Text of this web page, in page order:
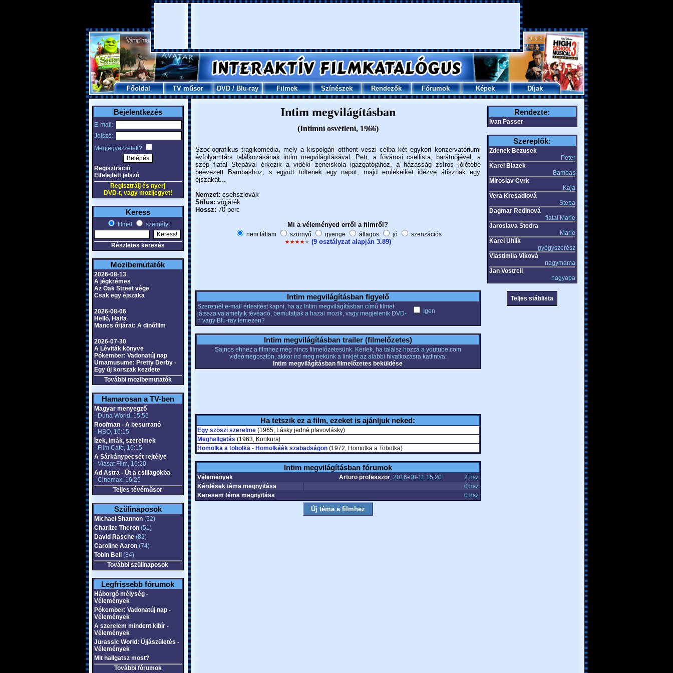
Főoldal TV műsor DVD/Blu-ray Filmek Színészek Rendezők Fórumok Képek Díjak
Bejelentkezés
E-mail:
Jelszó:
Megjegyezzelek?
Regisztráció
Elfelejtett jelszó
Regisztrálj és nyerj
DVD-t, vagy mozijegyet!
Keress
filmet személyt
Részletes keresés
Mozibemutatók
2026-08-13
A jégkrémes
Az Oak Street vége
Csak egy éjszaka
2026-08-06
Helló, Haifa
Mancs őrjárat: A dinófilm
2026-07-30
A Léviták könyve
Pókember: Vadonatúj nap
Umamusume: Pretty Derby -
Egy új korszak kezdete
További mozibemutatók
Hamarosan a TV-ben
Magyar menyegző
- Duna World, 15:55
Roofman - A besurranó
- HBO, 16:15
Ízek, imák, szerelmek
- Film Café, 16:15
A Sárkánypecsét rejtélye
- Viasat Film, 16:20
Ad Astra - Út a csillagokba
- Cinemax, 16:25
Teljes tévéműsor
Szülinaposok
Michael Shannon(52)
Charlize Theron(51)
David Rasche(82)
Caroline Aaron(74)
Tobin Bell
(84)
További szülinaposok
Legfrissebb fórumok
Háborgó mélység -
Vélemények
Pókember: Vadonatúj nap -
Vélemények
A szerelem mindent kibír -
Vélemények
Jurassic World: Újjászületés -
Vélemények
Mit hallgatsz most?
További fórumok
Intim megvilágításban
(Intimní osvétlení, 1966)
Szociografikus tragikomédia, mely a kispolgári otthont veszi célba két egykori konzervatóriumi
évfolyamtárs találkozásának intim megvilágításával. Petr, a fővárosi csellista, barátnőjével, a
szép fiatal Stepával érkezik a vidéki zeneiskola igazgatójához, a házasság zsíros jólétébe
beevezett Bambashoz, s együtt töltenek egy napot, majd emlékeiket idézve átisznak egy
éjszakát...
Nemzet: csehszlovák
Stílus: vígjáték
Hossz: 70 perc
Mi a véleményed erről a filmről?
nem láttam szörnyű gyenge átlagos jó szenzációs
(9 osztályzat alapján 3.89)
Intim megvilágításban figyelő
Szeretnél e-mail értesítést kapni, ha az Intim megvilágításban című filmet
játssza valamelyik tévéadó, bemutatják a hazai mozik, vagy megjelenik DVD-
n vagy Blu-ray lemezen?
Igen
Intim megvilágításban trailer (filmelőzetes)
Sajnos ehhez a filmhez még nincs filmelőzetesünk. Kérlek, ha találsz hozzá a youtube.com
videómegosztón, akkor írd meg nekünk a linkjét az alábbi hivatkozásra kattintva:
Intim megvilágításban filmelőzetes beküldése
Ha tetszik ez a film, ezeket is ajánljuk neked:
Egy szöszi szerelme(1965, Lásky jedné plavovlásky)
Meghallgatás (1963, Konkurs)
Homolka a tobolka - Homolkáék szabadságon(1972, Homolka a Tobolka)
Intim megvilágításban fórumok
Vélemények Arturo professzor, 2016-08-11 15:20
2 hsz
Kérdések téma megnyitása
0 hsz
Keresem téma megnyitása
0 hsz
Rendezte:
Ivan Passer
Szereplők:
Zdenek Bezusek
Peter
Karel Blazek
Bambas
Miroslav Cvrk
Kaja
Vera Kresadlová
Stepa
Dagmar Redinová
fiatal Marie
Jaroslava Stedra
Marie
Karel Uhlík
gyógyszerész
Vlastimila Vlková
nagymama
Jan Vostrcil
nagyapa
Teljes stáblista